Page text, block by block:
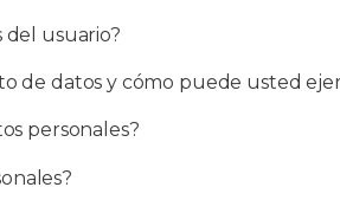
del usuario?
de datos y cómo puede usted
personales?